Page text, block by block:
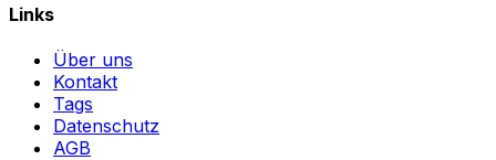
Links
Über uns
Kontakt
Tags
Datenschutz
AGB